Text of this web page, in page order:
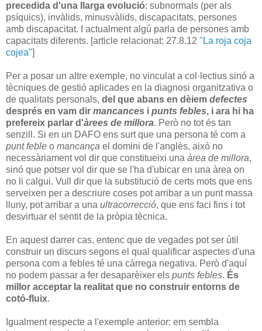
precedida d'una llarga evolució: subnormals (per als
psíquics), invàlids, minusvàlids, discapacitats, persones
amb discapacitat. I actualment algú parla de persones amb
capacitats diferents. [article relacionat: 27.8.12 "La roja coja
cojea"]
Per a posar un altre exemple, no vinculat a col·lectius sinó a
tècniques de gestió aplicades en la diagnosi organitzativa o
de qualitats personals, del que abans en dèiem defectes
després en vam dir mancances i punts febles, i ara hi ha
prefereix parlar d'àrees de millora. Però no tot és tan
senzill. Si en un DAFO ens surt que una persona té com a
punt feble o mancança el domini de l'anglès, això no
necessàriament vol dir que constitueixi una àrea de millora,
sinó que potser vol dir que se l'ha d'ubicar en una àrea on
no li calgui. Vull dir que la substitució de certs mots que ens
serveixen per a descriure coses pot arribar a un punt massa
lluny, pot arribar a una ultracorrecció, que ens faci fins i tot
desvirtuar el sentit de la pròpia tècnica.
En aquest darrer cas, entenc que de vegades pot ser útil
construir un discurs segons el qual qualificar aspectes d'una
persona com a febles té una càrrega negativa. Però d'aquí
no podem passar a fer desaparèixer els punts febles. És
millor acceptar la realitat que no construir entorns de
cotó-fluix.
Igualment respecte a l'exemple anterior: em sembla